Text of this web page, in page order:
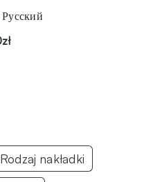
Русский
zł
Rodzaj nakładki